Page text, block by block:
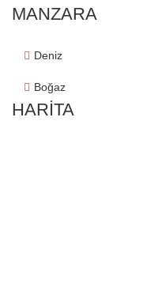
MANZARA
Deniz
Boğaz
HARITA